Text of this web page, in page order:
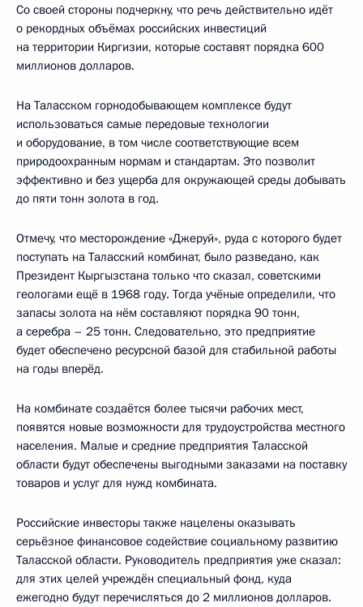
Со своей стороны подчеркну, что речь действительно идёт
о рекордных объёмах российских инвестиций
на территории Киргизии, которые составят порядка 600
миллионов долларов.
На Таласском горнодобывающем комплексе будут
использоваться самые передовые технологии
и оборудование, в том числе соответствующие всем
природоохранным нормам и стандартам. Это позволит
эффективно и без ущерба для окружающей среды добывать
до пяти тонн золота в год.
Отмечу, что месторождение «Джеруй», руда с которого будет
поступать на Таласский комбинат, было разведано, как
Президент Кыргызстана только что сказал, советскими
геологами ещё в 1968 году. Тогда учёные определили, что
запасы золота на нём составляют порядка 90 тонн,
а серебра – 25 тонн. Следовательно, это предприятие
будет обеспечено ресурсной базой для стабильной работы
на годы вперёд.
На комбинате создаётся более тысячи рабочих мест,
появятся новые возможности для трудоустройства местного
населения. Малые и средние предприятия Таласской
области будут обеспечены выгодными заказами на поставку
товаров и услуг для нужд комбината.
Российские инвесторы также нацелены оказывать
серьёзное финансовое содействие социальному развитию
Таласской области. Руководитель предприятия уже сказал:
для этих целей учреждён специальный фонд, куда
ежегодно будут перечисляться до 2 миллионов долларов.